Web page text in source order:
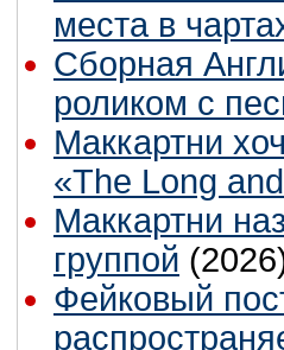
места в
Сборная
роликом с
Маккартни
«The Long
Маккартни
группой
Фейковый